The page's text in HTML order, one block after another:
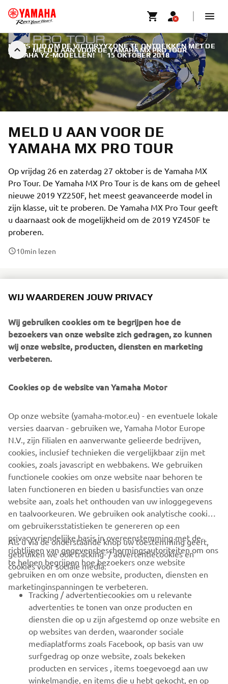
MELD U AAN VOOR DE YAMAHA MX PRO TOUR
HET IS TIJD OM DE VICTORYYZONE TE ONTDEKKEN MET DE
YAMAHA YZ-MODELLEN! | 15 OKTOBER 2018
MELD U AAN VOOR DE
YAMAHA MX PRO TOUR
Op vrijdag 26 en zaterdag 27 oktober is de Yamaha MX
Pro Tour. De Yamaha MX Pro Tour is de kans om de geheel
nieuwe 2019 YZ250F, het meest geavanceerde model in
zijn klasse, uit te proberen. De Yamaha MX Pro Tour geeft
u daarnaast ook de mogelijkheid om de 2019 YZ450F te
proberen.
10min lezen
uur) en middaggroep (start 13.00 uur), met beide plaats
voor dertig rijders. Daarbij mag u twee sessies van elk
twintig minuten met de nieuwe Yamaha YZ-modellen de
baan op. Het enige dat we van u verwachten is dat u uw
KNMV startlicentie. Mocht u die niet hebben, dan is deze
Doe mee en stap in de #victorYZone met de Yamaha MX
Pro Tour.
MELD U AAN VOOR DE MX PRO TOUR
CORPORATE
VOOR BEDRIJVEN
MEER YAMAHA
ONDERSTEUNING
NIEUWSBRIEF
WIJ WAARDEREN JOUW PRIVACY
Wij gebruiken cookies om te begrijpen hoe de
bezoekers van onze website zich gedragen, zo kunnen
wij onze website, producten, diensten en marketing
verbeteren.
Cookies op de website van Yamaha Motor
Op onze website (yamaha-motor.eu) - en eventuele lokale
versies daarvan - gebruiken we, Yamaha Motor Europe
N.V., zijn filialen en aanverwante gelieerde bedrijven,
cookies, inclusief technieken die vergelijkbaar zijn met
cookies, zoals javascript en webbakens. We gebruiken
functionele cookies om onze website naar behoren te
laten functioneren en bieden u basisfuncties van onze
website aan, zoals het onthouden van uw inloggegevens
en taalvoorkeuren. We gebruiken ook analytische cookies
om gebruikersstatistieken te genereren op een
privacyvriendelijke basis in overeenstemming met de
richtlijnen van gegevensbeschermingsautoriteiten om ons
te helpen begrijpen hoe bezoekers onze website
gebruiken en om onze website, producten, diensten en
marketinginspanningen te verbeteren.
Als u via de onderstaande knop uw toestemming geeft,
gebruiken we ook tracking- / advertentiecookies en
cookies voor sociale media:
Tracking / advertentiecookies om u relevante
advertenties te tonen van onze producten en
diensten die op u zijn afgestemd op onze website en
op websites van derden, waaronder sociale
mediaplatforms zoals Facebook, op basis van uw
surfgedrag op onze website, zoals bekeken
producten en services , items toegevoegd aan uw
winkelmandje, en items die u hebt gekocht, en op